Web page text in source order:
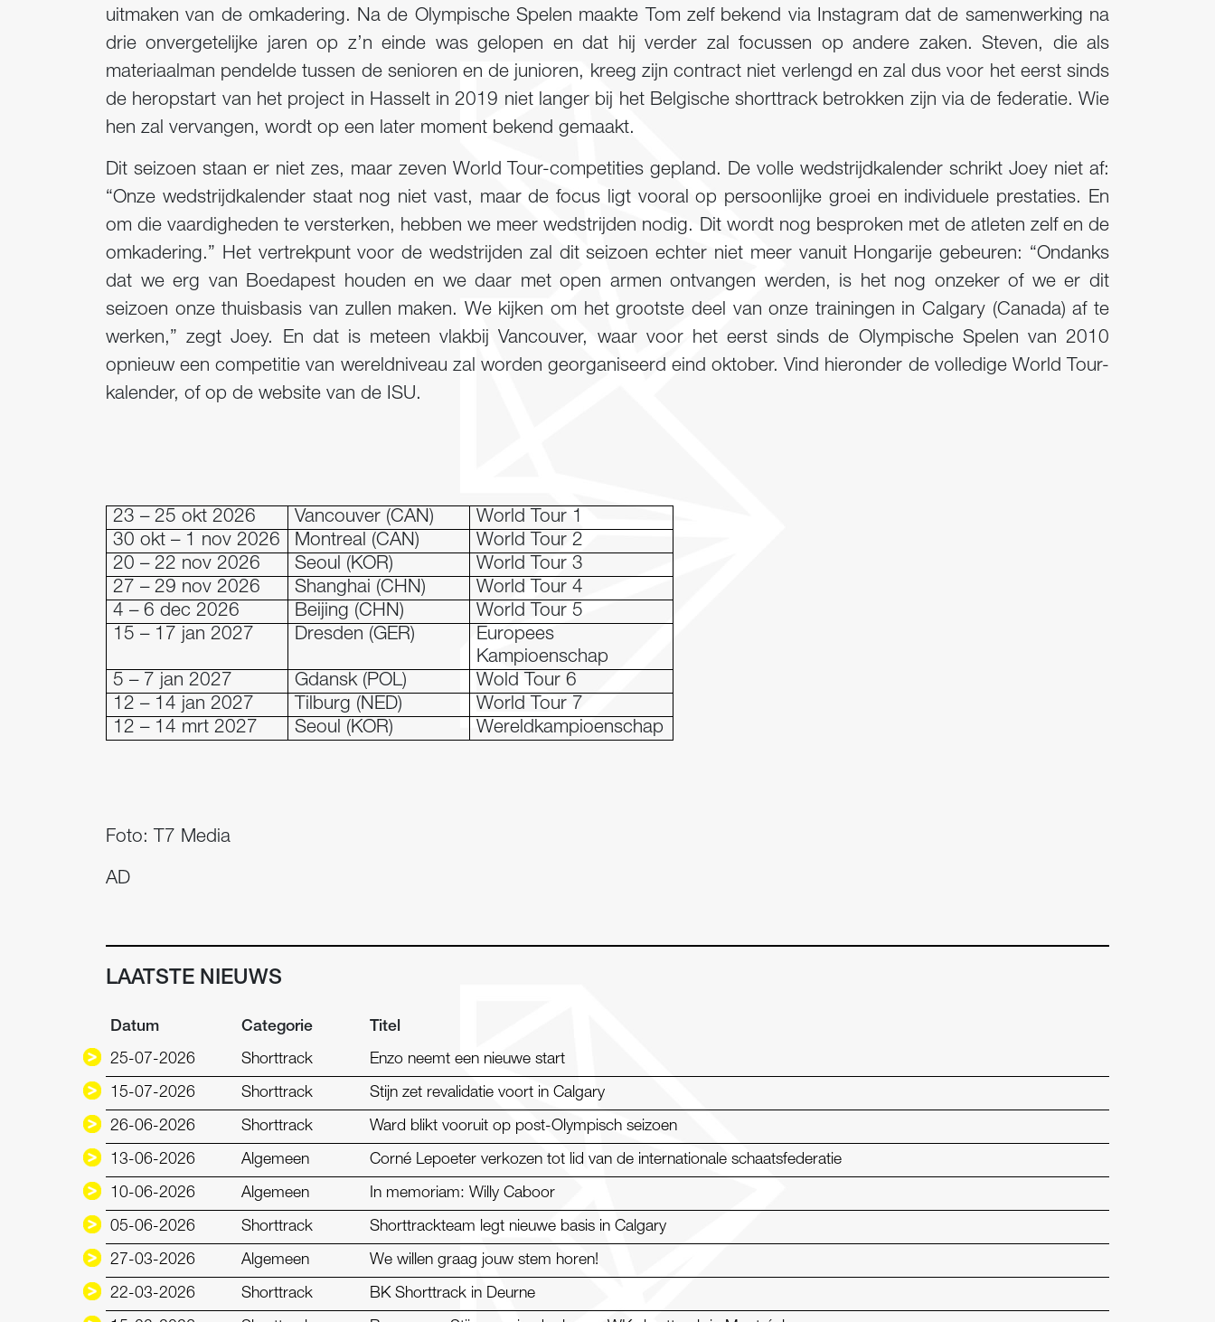
uitmaken van de omkadering. Na de Olympische Spelen maakte Tom zelf bekend via Instagram dat de samenwerking na
drie onvergetelijke jaren op z’n einde was gelopen en dat hij verder zal focussen op andere zaken. Steven, die als
materiaalman pendelde tussen de senioren en de junioren, kreeg zijn contract niet verlengd en zal dus voor het eerst sinds
de heropstart van het project in Hasselt in 2019 niet langer bij het Belgische shorttrack betrokken zijn via de federatie. Wie
hen zal vervangen, wordt op een later moment bekend gemaakt.
Dit seizoen staan er niet zes, maar zeven World Tour-competities gepland. De volle wedstrijdkalender schrikt Joey niet af:
“Onze wedstrijdkalender staat nog niet vast, maar de focus ligt vooral op persoonlijke groei en individuele prestaties. En
om die vaardigheden te versterken, hebben we meer wedstrijden nodig. Dit wordt nog besproken met de atleten zelf en de
omkadering.” Het vertrekpunt voor de wedstrijden zal dit seizoen echter niet meer vanuit Hongarije gebeuren: “Ondanks
dat we erg van Boedapest houden en we daar met open armen ontvangen werden, is het nog onzeker of we er dit
seizoen onze thuisbasis van zullen maken. We kijken om het grootste deel van onze trainingen in Calgary (Canada) af te
werken,” zegt Joey. En dat is meteen vlakbij Vancouver, waar voor het eerst sinds de Olympische Spelen van 2010
opnieuw een competitie van wereldniveau zal worden georganiseerd eind oktober. Vind hieronder de volledige World Tour-
kalender, of op de website van de ISU.
23 – 25 okt 2026 Vancouver (CAN)
World Tour 1
30 okt – 1 nov 2026
Montreal (CAN)
World Tour 2
20 – 22 nov 2026
Seoul (KOR)
World Tour 3
27 – 29 nov 2026
Shanghai (CHN)
World Tour 4
4 – 6 dec 2026
Beijing (CHN)
World Tour 5
15 – 17 jan 2027
Dresden (GER)
Europees
Kampioenschap
5 – 7 jan 2027
Gdansk (POL)
Wold Tour 6
12 – 14 jan 2027
Tilburg (NED)
World Tour 7
12 – 14 mrt 2027
Seoul (KOR) Wereldkampioenschap
Foto: T7 Media
AD
LAATSTE NIEUWS
Datum Categorie
Titel
25-07-2026
Shorttrack Enzo neemt een nieuwe start
15-07-2026 Shorttrack Stijn zet revalidatie voort in Calgary
26-06-2026 Shorttrack Ward blikt vooruit op post-Olympisch seizoen
13-06-2026 Algemeen Corné Lepoeter verkozen tot lid van de internationale schaatsfederatie
10-06-2026 Algemeen In memoriam: Willy Caboor
05-06-2026 Shorttrack Shorttrackteam legt nieuwe basis in Calgary
27-03-2026 Algemeen We willen graag jouw stem horen!
22-03-2026 Shorttrack BK Shorttrack in Deurne